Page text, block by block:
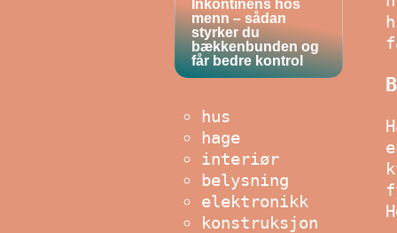
Inkontinens hos
menn – sådan
styrker du
bækkenbunden og
får bedre kontrol
hus
hage
interiør
belysning
elektronikk
konstruksjon